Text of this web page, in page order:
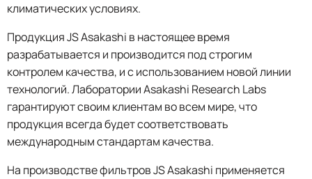
климатических условиях.
Продукция JS Asakashi в настоящее время
разрабатывается и производится под строгим
контролем качества, и с использованием новой линии
технологий. Лаборатории Asakashi Research Labs
гарантируют своим клиентам во всем мире, что
продукция всегда будет соответствовать
международным стандартам качества.
На производстве фильтров JS Asakashi применяется